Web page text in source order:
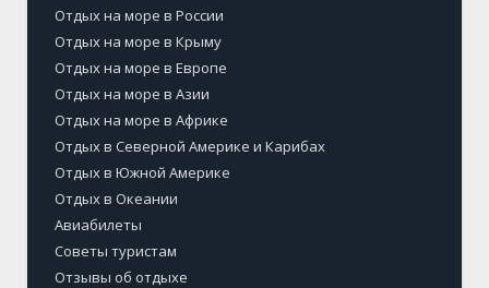
Отдых на море в России
Отдых на море в Крыму
Отдых на море в Европе
Отдых на море в Азии
Отдых на море в Африке
Отдых в Северной Америке и Карибах
Отдых в Южной Америке
Отдых в Океании
Авиабилеты
Советы туристам
Отзывы об отдыхе